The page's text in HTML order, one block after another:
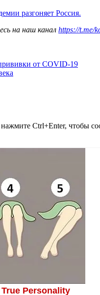
разгоняет Россия.
на наш канал https://t.me/
от COVID-19
Ctrl+Enter, чтобы